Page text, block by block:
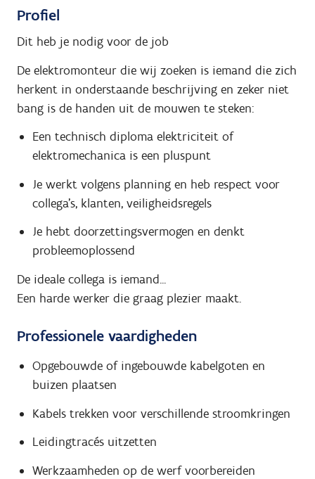
Profiel
Dit heb je nodig voor de job
De elektromonteur die wij zoeken is iemand die zich
herkent in onderstaande beschrijving en zeker niet
bang is de handen uit de mouwen te steken:
Een technisch diploma elektriciteit of
elektromechanica is een pluspunt
Je werkt volgens planning en heb respect voor
collega's, klanten, veiligheidsregels
Je hebt doorzettingsvermogen en denkt
probleemoplossend
De ideale collega is iemand...
Een harde werker die graag plezier maakt.
Professionele vaardigheden
Opgebouwde of ingebouwde kabelgoten en
buizen plaatsen
Kabels trekken voor verschillende stroomkringen
Leidingtracés uitzetten
Werkzaamheden op de werf voorbereiden